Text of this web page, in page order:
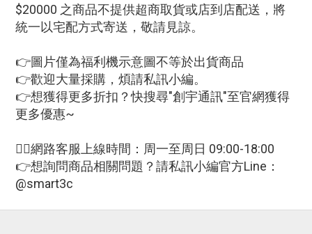
$20000 之商品不提供超商取貨或店到店配送，將
統一以宅配方式寄送，敬請見諒。
👉圖片僅為福利機示意圖不等於出貨商品
👉歡迎大量採購，煩請私訊小編。
👉想獲得更多折扣？快搜尋"創宇通訊"至官網獲得
更多優惠~
🙋‍♀網路客服上線時間：周一至周日 09:00-18:00
👉想詢問商品相關問題？請私訊小編官方Line：
@smart3c